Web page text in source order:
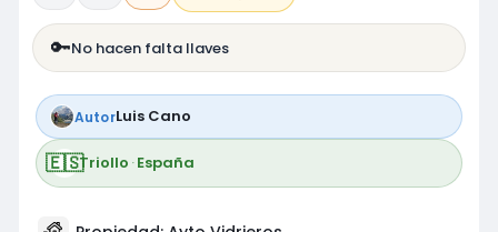
🔑No hacen falta llaves
AutorLuis Cano
🇪🇸Triollo ·España